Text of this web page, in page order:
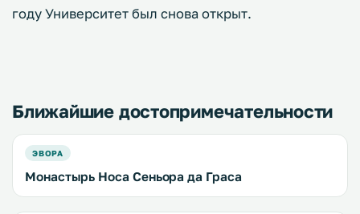
году Университет был снова открыт.
Ближайшие достопримечательности
ЭВОРА
Монастырь Носа Сеньора да Граса